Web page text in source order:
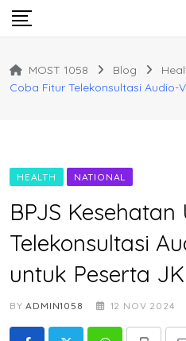
Skip
MOST 1058 Blog
Coba Fitur Telekonsultasi Audio-
HEALTH NATIONAL
BPJS
Telekonsultasi
untuk Peserta
BYADMIN1058 12 NOV 2024